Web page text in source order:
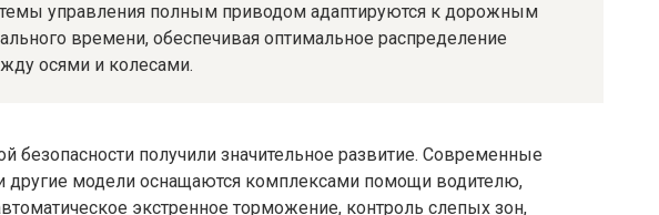
управления полным приводом адаптируются к дорожным
времени, обеспечивая оптимальное распределение
осями и колесами.
безопасности получили значительное развитие. Современные
другие модели оснащаются комплексами помощи водителю,
экстренное торможение, контроль слепых зон,